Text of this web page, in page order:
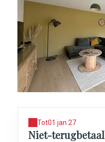
Tot01 jan 27
Niet-